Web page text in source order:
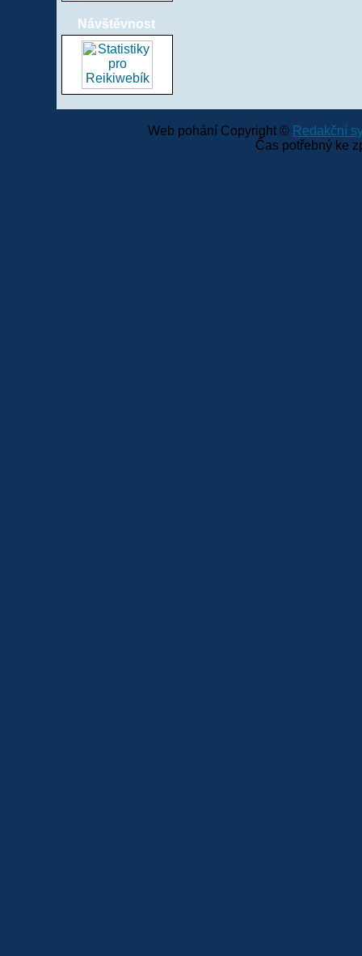
Návštěvnost
Web pohání Copyright © Redakční
Čas potřebný ke